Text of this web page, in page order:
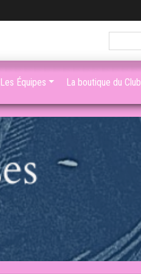
Les Équipes La boutique du Club